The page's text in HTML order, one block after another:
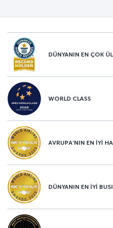
DÜNYANIN EN ÇOK
WORLD CLASS
AVRUPA’NIN EN İYİ
DÜNYANIN EN İYİ